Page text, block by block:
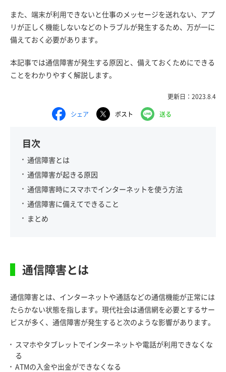
また、端末が利用できないと仕事のメッセージを送れない、アプ
リが正しく機能しないなどのトラブルが発生するため、万が一に
備えておく必要があります。
本記事では通信障害が発生する原因と、備えておくためにできる
ことをわかりやすく解説します。
更新日：2023.8.4
シェア ポスト 送る
目次
通信障害とは
通信障害が起きる原因
通信障害時にスマホでインターネットを使う方法
通信障害に備えてできること
まとめ
通信障害とは
通信障害とは、インターネットや通話などの通信機能が正常には
たらかない状態を指します。現代社会は通信網を必要とするサー
ビスが多く、通信障害が発生すると次のような影響があります。
スマホやタブレットでインターネットや電話が利用できなくな
る
ATMの入金や出金ができなくなる